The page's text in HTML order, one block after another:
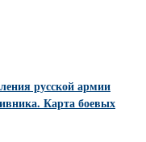
русской армии
Карта боевых